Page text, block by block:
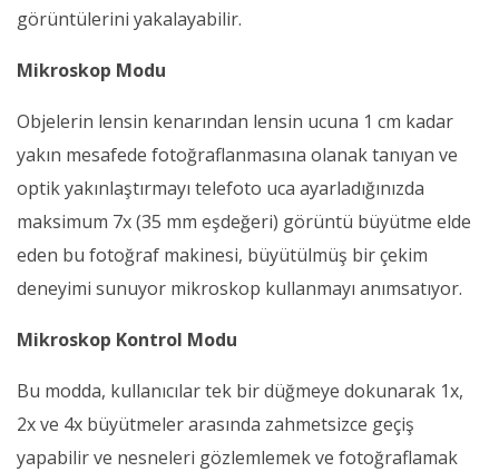
görüntülerini yakalayabilir.
Mikroskop Modu
Objelerin lensin kenarından lensin ucuna 1 cm kadar
yakın mesafede fotoğraflanmasına olanak tanıyan ve
optik yakınlaştırmayı telefoto uca ayarladığınızda
maksimum 7x (35 mm eşdeğeri) görüntü büyütme elde
eden bu fotoğraf makinesi, büyütülmüş bir çekim
deneyimi sunuyor mikroskop kullanmayı anımsatıyor.
Mikroskop Kontrol Modu
Bu modda, kullanıcılar tek bir düğmeye dokunarak 1x,
2x ve 4x büyütmeler arasında zahmetsizce geçiş
yapabilir ve nesneleri gözlemlemek ve fotoğraflamak